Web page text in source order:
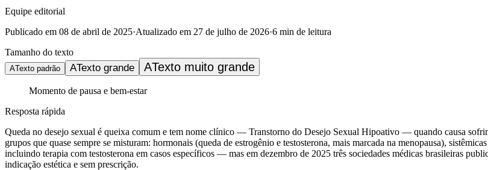
Equipe editorial
Publicado em 08 de abril de 2025·Atualizado em 27 de julho de 2026·6 min de leitura
Tamanho do texto
ATexto padrão ATexto grande ATexto muito grande
Momento de pausa e bem-estar
Resposta rápida
Queda no desejo sexual é queixa comum e tem nome clínico — Transtorno do Desejo Sexual Hipoativo — quando causa
grupos que quase sempre se misturam: hormonais (queda de estrogênio e testosterona, mais marcada na menopausa),
incluindo terapia com testosterona em casos específicos — mas em dezembro de 2025 três sociedades médicas brasileiras
indicação estética e sem prescrição.